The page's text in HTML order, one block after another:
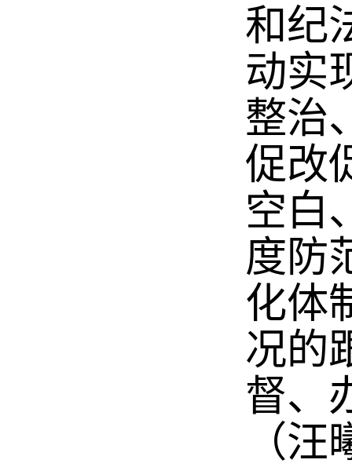
和纪
动实
整治
促改
空白
度防
化体
况的
督、
（